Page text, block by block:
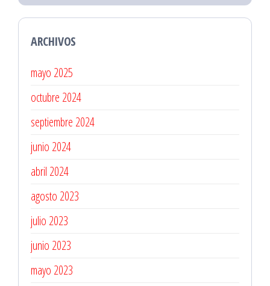
ARCHIVOS
mayo 2025
octubre 2024
septiembre 2024
junio 2024
abril 2024
agosto 2023
julio 2023
junio 2023
mayo 2023